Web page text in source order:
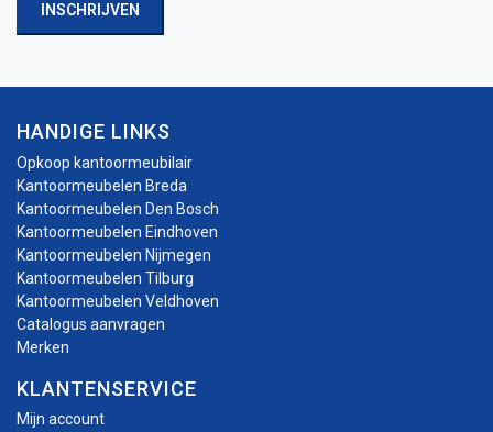
INSCHRIJVEN
HANDIGE LINKS
Opkoop kantoormeubilair
Kantoormeubelen Breda
Kantoormeubelen Den Bosch
Kantoormeubelen Eindhoven
Kantoormeubelen Nijmegen
Kantoormeubelen Tilburg
Kantoormeubelen Veldhoven
Catalogus aanvragen
Merken
KLANTENSERVICE
Mijn account